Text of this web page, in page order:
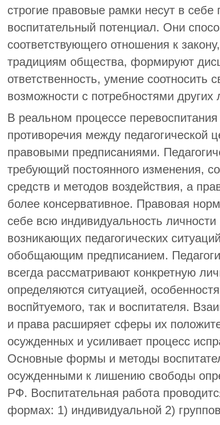
строгие правовые рамки несут в
воспитательный потенциал. Они
соответствующего отношения к
традициям общества, формируют
ответственность, умение соотносить
возможности с потребностями других
В реальном процессе
противоречия между педагогической
правовыми предписаниями.
требующий постоянного изменения,
средств и методов воздействия, а
более консервативное. Правовая
себе всю индивидуальность личности
возникающих педагогических
обобщающим предписанием.
всегда рассматривают конкретную
определяются ситуацией,
воспйтуемого, так и воспитателя.
и права расширяет сферы их
осужденных и усиливает процесс
Основные формы и методы
осужденными к лишению свободы
РФ. Воспитательная работа
формах: 1) индивидуальной 2)